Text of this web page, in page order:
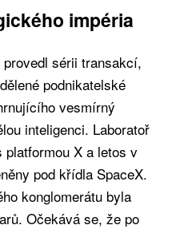
impéria
sérii transakcí,
podnikatelské
vesmírný
inteligenci. Laboratoř
X a letos v
pod křídla SpaceX.
konglomerátu byla
Očekává se, že po